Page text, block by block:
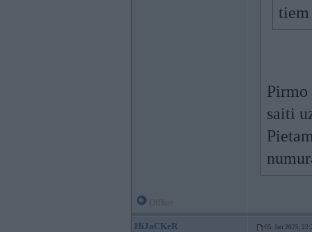
tiem
saiti
HiJaCKeR 05. Jan 2025,